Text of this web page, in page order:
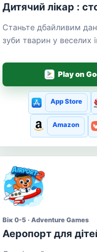
Дитячий лікар :
Станьте дбайливим
зуби тварин у веселих
Play on
App Store
Amazon
Вік 0-5 · Adventure Games
Аеропорт для